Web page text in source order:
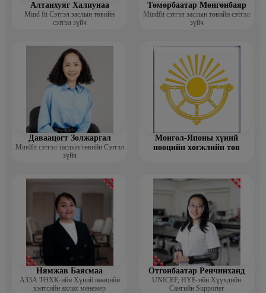
Алтанхуяг Халиунаа
Mind fit Сэтгэл заслын төвийн
сэтгэл зүйч
Төмөрбаатар Мөнгөнбаяр
Mindfit сэтгэл заслын төвийн сэтгэл
зүйч
Даваацогт Золжаргал
Mindfit сэтгэл заслын төвийн Сэтгэл
зүйч
Монгол-Японы хүний
нөөцийн хөгжлийн төв
Нямжав Баясмаа
АЗЗА ТӨХК-ийн Хүний нөөцийн
хэлтсийн ахлах менежер
Отгонбаатар Ренчинханд
UNIСЕF, НҮБ-ийн Хүүхдийн
Сангийн Supporter